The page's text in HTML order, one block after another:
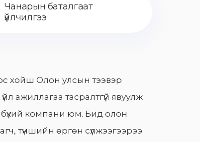
Чанарын баталгаат
үйлчилгээ
хойш Олон улсын тээвэр
ажиллагаа тасралтгүй явуулж
компани юм. Бид олон
түншийн өргөн сүлжээгээрээ